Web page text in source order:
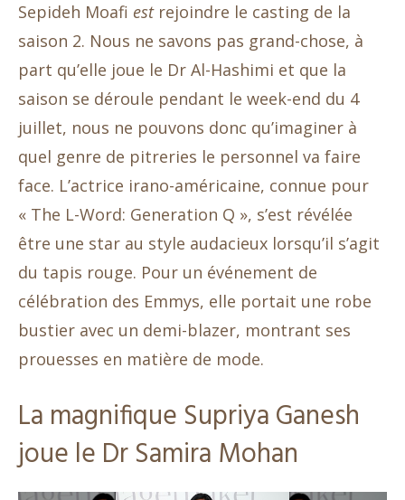
Sepideh Moafi estrejoindre le casting de la
saison 2. Nous ne savons pas grand-chose, à
part qu’elle joue le Dr Al-Hashimi et que la
saison se déroule pendant le week-end du 4
juillet, nous ne pouvons donc qu’imaginer à
quel genre de pitreries le personnel va faire
face. L’actrice irano-américaine, connue pour
« The L-Word: Generation Q », s’est révélée
être une star au style audacieux lorsqu’il s’agit
du tapis rouge. Pour un événement de
célébration des Emmys, elle portait une robe
bustier avec un demi-blazer, montrant ses
prouesses en matière de mode.
La magnifique Supriya Ganesh
joue le Dr Samira Mohan